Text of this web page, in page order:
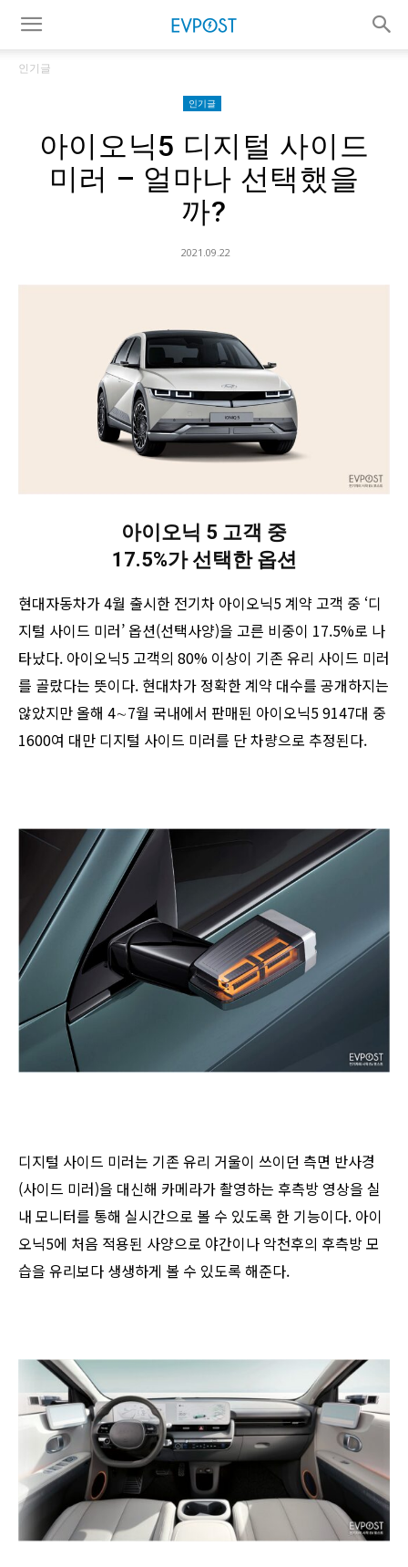
인기글
인기글
아이오닉5 디지털 사이드
미러 – 얼마나 선택했을
까?
2021.09.22
아이오닉 5 고객 중
17.5%가 선택한 옵션
현대자동차가 4월 출시한 전기차 아이오닉5 계약 고객 중 ‘디
지털 사이드 미러’ 옵션(선택사양)을 고른 비중이 17.5%로 나
타났다. 아이오닉5 고객의 80% 이상이 기존 유리 사이드 미러
를 골랐다는 뜻이다. 현대차가 정확한 계약 대수를 공개하지는
않았지만 올해 4∼7월 국내에서 판매된 아이오닉5 9147대 중
1600여 대만 디지털 사이드 미러를 단 차량으로 추정된다.
디지털 사이드 미러는 기존 유리 거울이 쓰이던 측면 반사경
(사이드 미러)을 대신해 카메라가 촬영하는 후측방 영상을 실
내 모니터를 통해 실시간으로 볼 수 있도록 한 기능이다. 아이
오닉5에 처음 적용된 사양으로 야간이나 악천후의 후측방 모
습을 유리보다 생생하게 볼 수 있도록 해준다.